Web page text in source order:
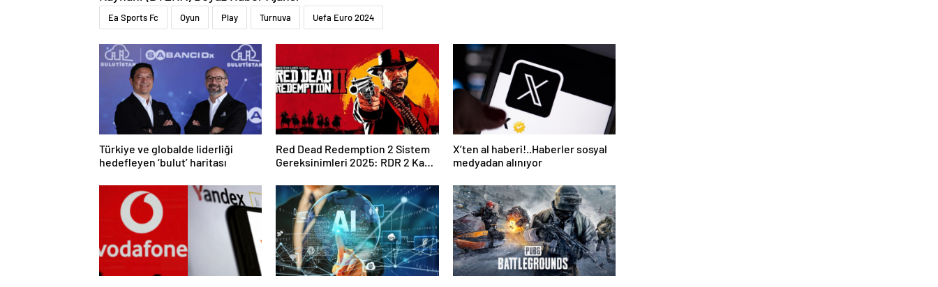
Ea Sports Fc Oyun Play Turnuva Uefa Euro 2024
Türkiye ve globalde liderliği
hedefleyen ‘bulut’ haritası
Red Dead Redemption 2 Sistem
Gereksinimleri 2025: RDR 2 Kaç
X’ten al haberi!..Haberler sosyal
medyadan alınıyor